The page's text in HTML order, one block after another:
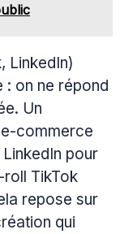
LinkedIn)
: on ne répond
Un
commerce
pour
roll TikTok
repose sur
qui